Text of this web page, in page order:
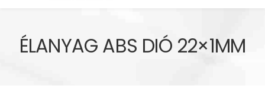
ÉLANYAG ABS DIÓ 22×1MM